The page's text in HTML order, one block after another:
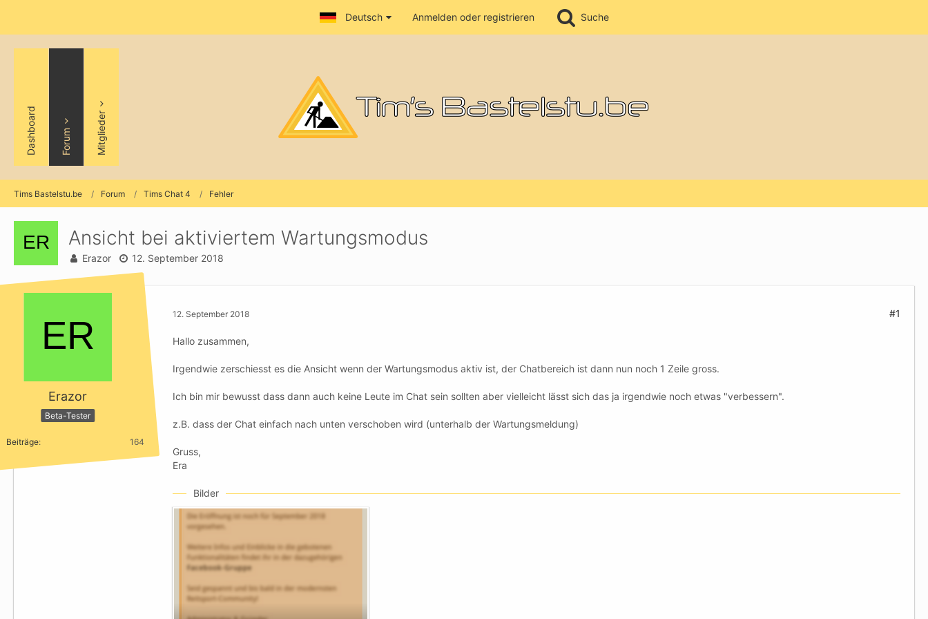
Dashboard Forum Mitglieder
Deutsch Anmelden oder registrieren Suche
Tims Bastelstu.be Forum Tims Chat 4 Fehler
Ansicht bei aktiviertem Wartungsmodus
Erazor 12. September 2018
Erazor
Beta-Tester
Beiträge 164
12. September 2018 #1
Hallo zusammen,
Irgendwie zerschiesst es die Ansicht wenn der Wartungsmodus aktiv ist, der Chatbereich ist dann nun noch 1 Zeile gross.
Ich bin mir bewusst dass dann auch keine Leute im Chat sein sollten aber vielleicht lässt sich das ja irgendwie noch etwas "verbessern".
z.B. dass der Chat einfach nach unten verschoben wird (unterhalb der Wartungsmeldung)
Gruss,
Era
Bilder